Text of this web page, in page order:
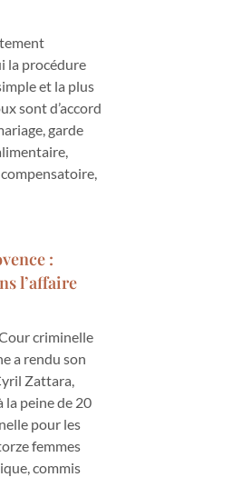
la procédure
et la plus
sont d’accord
garde
:
l’affaire
criminelle
a rendu son
Zattara,
la peine de 20
pour les
femmes
commis